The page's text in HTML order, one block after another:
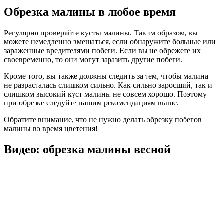
Обрезка малины в любое время
Регулярно проверяйте кусты малины. Таким образом, вы
можете немедленно вмешаться, если обнаружите больные или
зараженные вредителями побеги. Если вы не обрежете их
своевременно, то они могут заразить другие побеги.
Кроме того, вы также должны следить за тем, чтобы малина
не разрасталась слишком сильно. Как сильно заросший, так и
слишком высокий куст малины не совсем хорошо. Поэтому
при обрезке следуйте нашим рекомендациям выше.
Обратите внимание, что не нужно делать обрезку побегов
малины во время цветения!
Видео: обрезка малины весной